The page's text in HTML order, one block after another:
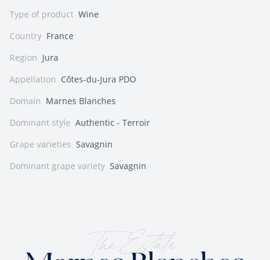
Type of product Wine
Country France
Region Jura
Appellation Côtes-du-Jura PDO
Domain Marnes Blanches
Dominant style Authentic - Terroir
Grape varieties Savagnin
Dominant grape variety Savagnin
The Estate